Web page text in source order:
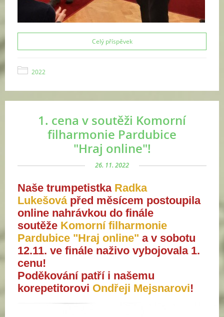
Celý příspěvek
2022
1. cena v soutěži Komorní
filharmonie Pardubice
"Hraj online"!
26. 11. 2022
Naše trumpetistka Radka
Lukešovápřed měsícem postoupila
online nahrávkou do finále
soutěže Komorní filharmonie
Pardubice "Hraj online" a v sobotu
12.11. ve finále naživo vybojovala 1.
cenu!
Poděkování patří i našemu
korepetitorovi Ondřeji Mejsnarovi!